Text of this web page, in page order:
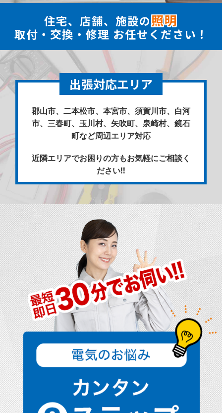
住宅、店舗、施設の照明
取付・交換・修理 お任せください！
出張対応エリア
郡山市、二本松市、本宮市、須賀川市、白河
市、三春町、玉川村、矢吹町、泉崎村、鏡石
町など周辺エリア対応
近隣エリアでお困りの方もお気軽にご相談く
ださい!!